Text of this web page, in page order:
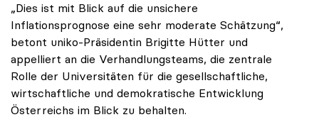
„Dies ist mit Blick auf die unsichere
Inflationsprognose eine sehr moderate Schätzung“,
betont uniko-Präsidentin Brigitte Hütter und
appelliert an die Verhandlungsteams, die zentrale
Rolle der Universitäten für die gesellschaftliche,
wirtschaftliche und demokratische Entwicklung
Österreichs im Blick zu behalten.